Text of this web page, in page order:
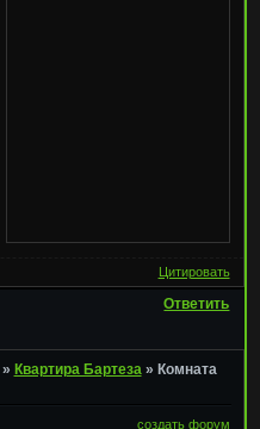
Цитировать
Ответить
» Квартира Бартеза » Комната
создать форум